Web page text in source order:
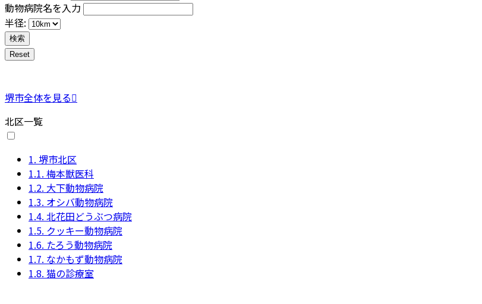
動物病院名を入力
半径:
堺市全体を見る
北区一覧
1. 堺市北区
1.1. 梅本獣医科
1.2. 大下動物病院
1.3. オシバ動物病院
1.4. 北花田どうぶつ病院
1.5. クッキー動物病院
1.6. たろう動物病院
1.7. なかもず動物病院
1.8. 猫の診療室